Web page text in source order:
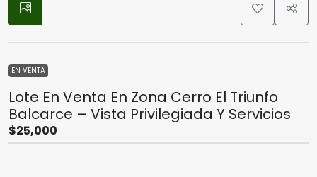
EN VENTA
Lote En Venta En Zona Cerro El Triunfo
Balcarce – Vista Privilegiada Y Servicios
$25,000